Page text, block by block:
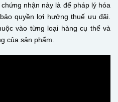
nhận này là để pháp lý hóa
quyền lợi hưởng thuế ưu đãi.
vào từng loại hàng cụ thể và
của sản phẩm.